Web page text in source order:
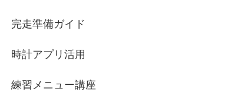
完走準備ガイド
時計アプリ活用
練習メニュー講座